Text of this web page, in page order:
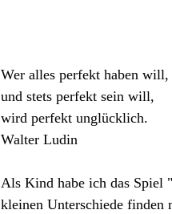
Wer alles perfekt haben will,
und stets perfekt sein will,
wird perfekt unglücklich.
Walter Ludin
Als Kind habe ich das Spiel
kleinen Unterschiede finden